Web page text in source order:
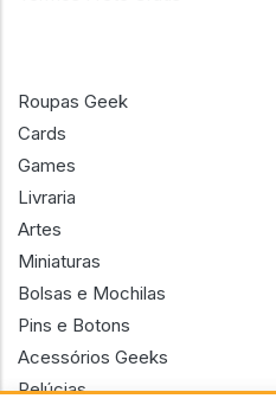
Roupas Geek
Cards
Games
Livraria
Artes
Miniaturas
Bolsas e Mochilas
Pins e Botons
Acessórios Geeks
Pelúcias